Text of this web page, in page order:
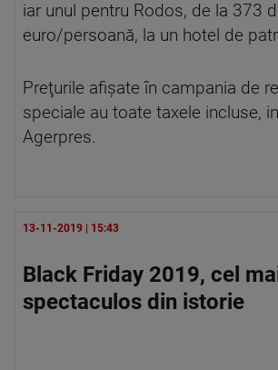
iar unul pentru Rodos, de la 373
euro/persoană, la un hotel de
Preţurile afişate în campania de
speciale au toate taxele incluse,
Agerpres.
13-11-2019 | 15:43
Black Friday 2019, cel
spectaculos din istorie